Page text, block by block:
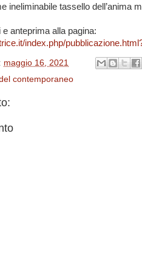
ineliminabile tassello dell’anima
anteprima alla pagina:
index.php/
maggio 16, 2021
contemporaneo